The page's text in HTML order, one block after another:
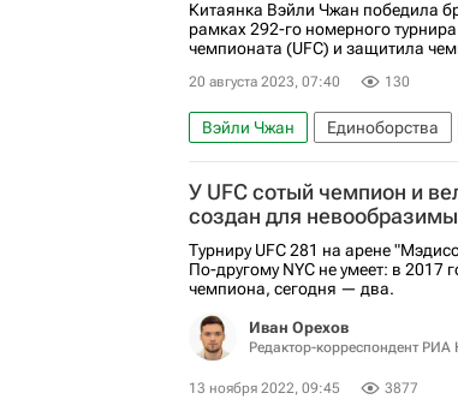
Китаянка Вэйли Чжан победила
рамках 292-го номерного
чемпионата (UFC) и защитила
20 августа 2023, 07:40 130
Вэйли Чжан Единоборства
ММА (Смешанные
У UFC сотый чемпион и
создан для
Турниру UFC 281 на арене
По-другому NYC не умеет: в 2017
чемпиона, сегодня — два.
Иван Орехов
Редактор-корреспондент РИА
13 ноября 2022, 09:45 3877